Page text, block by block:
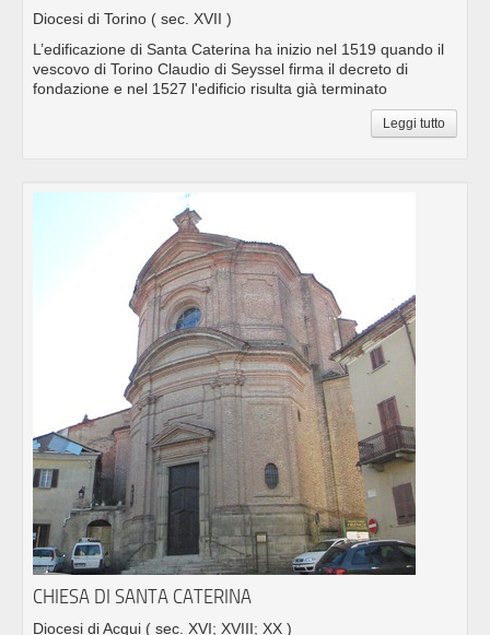
Diocesi di Torino ( sec. XVII )
L’edificazione di Santa Caterina ha inizio nel 1519 quando il
vescovo di Torino Claudio di Seyssel firma il decreto di
fondazione e nel 1527 l'edificio risulta già terminato
Leggi tutto
CHIESA DI SANTA CATERINA
Diocesi di Acqui ( sec. XVI; XVIII; XX )